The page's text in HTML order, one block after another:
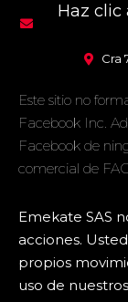
Haz clic
Cra
Este sitio no
Facebook Inc.
Facebook de
comercial de
Emekate SAS
acciones.
propios
uso de